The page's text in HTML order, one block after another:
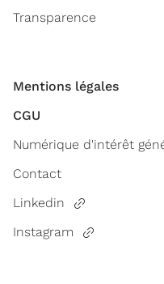
Transparence
Mentions légales
CGU
Numérique d'intérêt
Contact
Linkedin
Instagram